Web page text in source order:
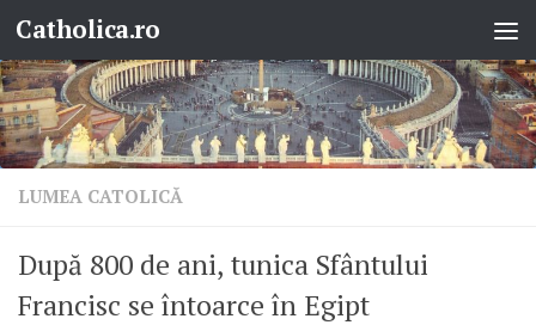
Skip to content
Catholica.ro
LUMEA CATOLICĂ
După 800 de ani, tunica Sfântului
Francisc se întoarce în Egipt